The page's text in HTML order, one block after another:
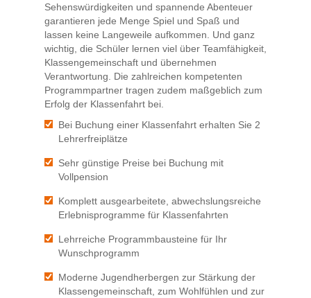
Sehenswürdigkeiten und spannende Abenteuer
garantieren jede Menge Spiel und Spaß und
lassen keine Langeweile aufkommen. Und ganz
wichtig, die Schüler lernen viel über Teamfähigkeit,
Klassengemeinschaft und übernehmen
Verantwortung. Die zahlreichen kompetenten
Programmpartner tragen zudem maßgeblich zum
Erfolg der Klassenfahrt bei.
Bei Buchung einer Klassenfahrt erhalten Sie 2
Lehrerfreiplätze
Sehr günstige Preise bei Buchung mit
Vollpension
Komplett ausgearbeitete, abwechslungsreiche
Erlebnisprogramme für Klassenfahrten
Lehrreiche Programmbausteine für Ihr
Wunschprogramm
Moderne Jugendherbergen zur Stärkung der
Klassengemeinschaft, zum Wohlfühlen und zur